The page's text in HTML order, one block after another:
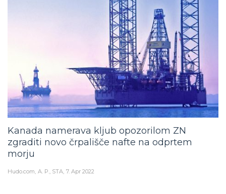
Kanada namerava kljub opozorilom ZN
zgraditi novo črpališče nafte na odprtem
morju
Hudo.com A. P., STA 7. Apr 2022